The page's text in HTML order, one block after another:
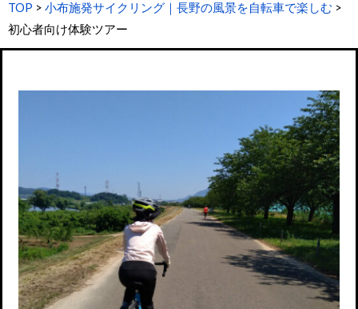
TOP > 小布施発サイクリング｜長野の風景を自転車で楽しむ >
初心者向け体験ツアー